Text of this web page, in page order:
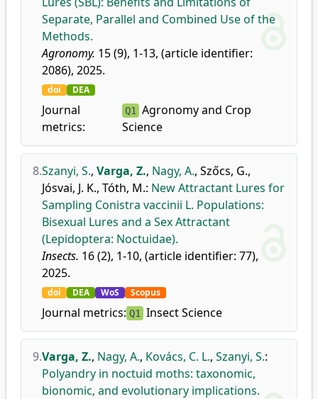
Separate, Parallel and Combined Use of the
Methods.
Agronomy. 15 (9), 1-13, (article identifier:
2086), 2025.
doi DEA
Journal
metrics:
Q1 Agronomy and Crop
Science
8.Szanyi, S., Varga, Z., Nagy, A., Szőcs, G.,
Jósvai, J. K., Tóth, M.: New Attractant Lures for
Sampling Conistra vaccinii L. Populations:
Bisexual Lures and a Sex Attractant
(Lepidoptera: Noctuidae).
Insects. 16 (2), 1-10, (article identifier: 77),
2025.
doi DEA WoS Scopus
Journal metrics: Q1 Insect Science
9.Varga, Z., Nagy, A., Kovács, C. L., Szanyi, S.:
Polyandry in noctuid moths: taxonomic,
bionomic, and evolutionary implications.